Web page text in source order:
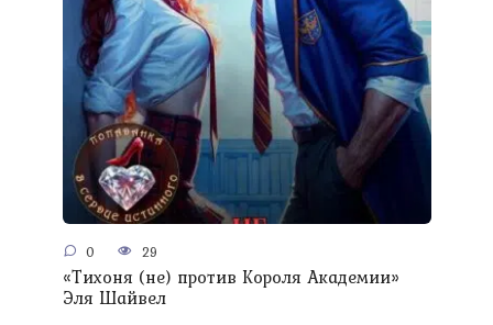
0 29
«Тихоня (не) против Короля Академии»
Эля Шайвел